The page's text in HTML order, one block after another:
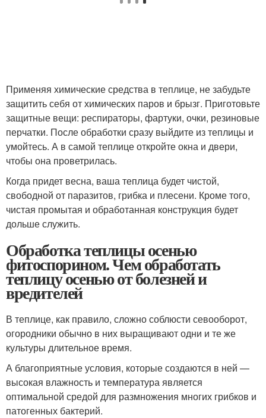
Применяя химические средства в теплице, не забудьте
защитить себя от химических паров и брызг. Приготовьте
защитные вещи: респираторы, фартуки, очки, резиновые
перчатки. После обработки сразу выйдите из теплицы и
умойтесь. А в самой теплице откройте окна и двери,
чтобы она проветрилась.
Когда придет весна, ваша теплица будет чистой,
свободной от паразитов, грибка и плесени. Кроме того,
чистая промытая и обработанная конструкция будет
дольше служить.
Обработка теплицы осенью
фитоспорином. Чем обработать
теплицу осенью от болезней и
вредителей
В теплице, как правило, сложно соблюсти севооборот,
огородники обычно в них выращивают одни и те же
культуры длительное время.
А благоприятные условия, которые создаются в ней —
высокая влажность и температура является
оптимальной средой для размножения многих грибков и
патогенных бактерий.